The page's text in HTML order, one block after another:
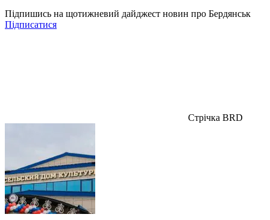
Підпишись на щотижневий дайджест новин про Бердянськ
Підписатися
Стрічка BRD